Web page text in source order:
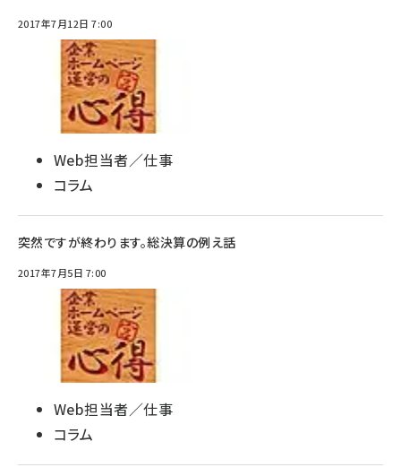
2017年7月12日 7:00
Web担当者／仕事
コラム
突然ですが終わります。総決算の例え話
2017年7月5日 7:00
Web担当者／仕事
コラム